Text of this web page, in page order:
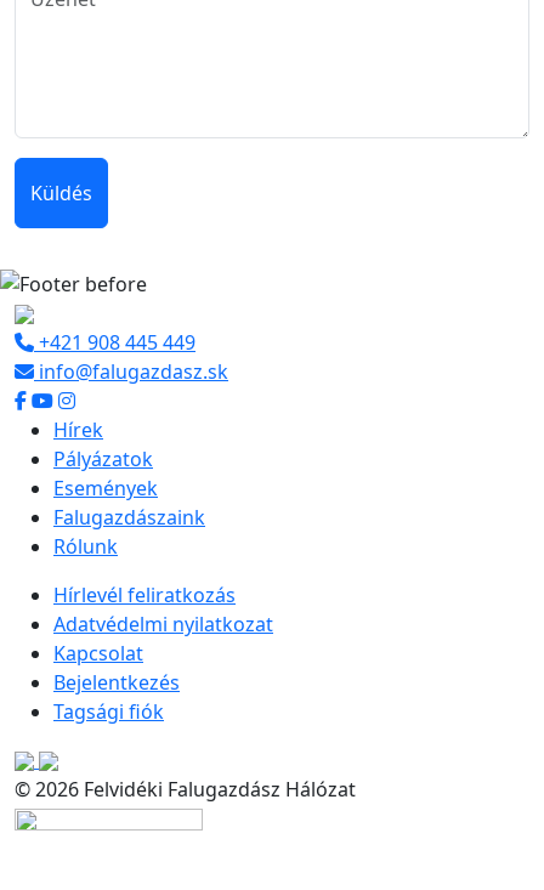
Küldés
+421 908 445 449
info@falugazdasz.sk
Hírek
Pályázatok
Események
Falugazdászaink
Rólunk
Hírlevél feliratkozás
Adatvédelmi nyilatkozat
Kapcsolat
Bejelentkezés
Tagsági fiók
© 2026 Felvidéki Falugazdász Hálózat